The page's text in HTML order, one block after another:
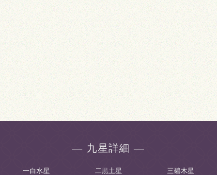
― 九星詳細 ―
一白水星 二黒土星 三碧木星